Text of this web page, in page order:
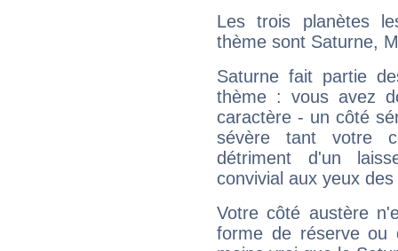
Les trois planètes
thème sont Saturne,
Saturne fait partie
thème : vous avez
caractère - un côté
sévère tant votre
détriment d'un
convivial aux yeux
Votre côté austère
forme de réserve